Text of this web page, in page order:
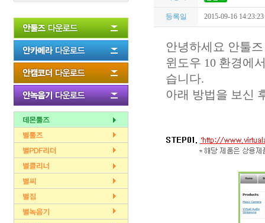
등록일 2015-09-16 14:23:23
안녕하세요 안툴
윈도우 10 환경에
습니다.
아래 방법을 보신